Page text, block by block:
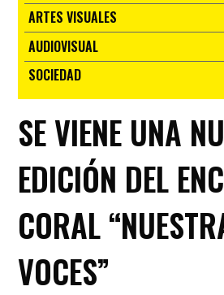
ARTES VISUALES
AUDIOVISUAL
SOCIEDAD
SE VIENE UNA
EDICIÓN DEL
CORAL
VOCES”